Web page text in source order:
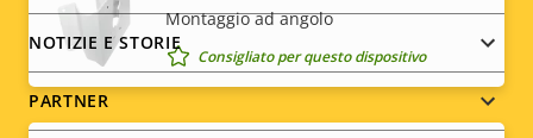
Montaggio ad angolo
Consigliato per questo dispositivo
NOTIZIE E STORIE
PARTNER